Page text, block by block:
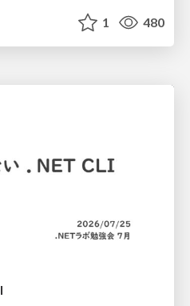
1 480